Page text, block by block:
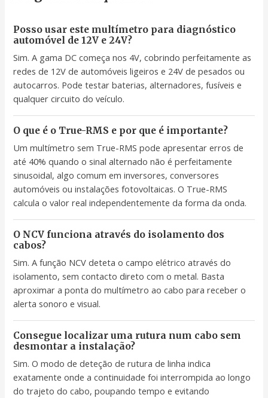
Posso usar este multímetro para diagnóstico
automóvel de 12V e 24V?
Sim. A gama DC começa nos 4V, cobrindo perfeitamente as
redes de 12V de automóveis ligeiros e 24V de pesados ou
autocarros. Pode testar baterias, alternadores, fusíveis e
qualquer circuito do veículo.
O que é o True-RMS e por que é importante?
Um multímetro sem True-RMS pode apresentar erros de
até 40% quando o sinal alternado não é perfeitamente
sinusoidal, algo comum em inversores, conversores
automóveis ou instalações fotovoltaicas. O True-RMS
calcula o valor real independentemente da forma da onda.
O NCV funciona através do isolamento dos
cabos?
Sim. A função NCV deteta o campo elétrico através do
isolamento, sem contacto direto com o metal. Basta
aproximar a ponta do multímetro ao cabo para receber o
alerta sonoro e visual.
Consegue localizar uma rutura num cabo sem
desmontar a instalação?
Sim. O modo de deteção de rutura de linha indica
exatamente onde a continuidade foi interrompida ao longo
do trajeto do cabo, poupando tempo e evitando